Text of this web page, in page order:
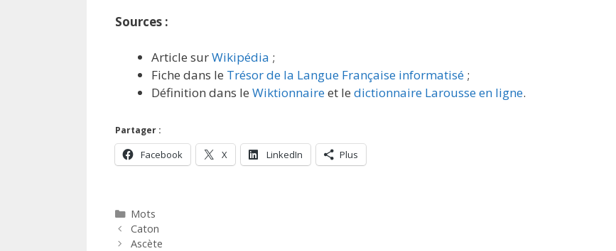
Sources :
Article surWikipédia ;
Fiche dans le Trésor de la Langue Française informatisé ;
Définition dans le Wiktionnaireet le dictionnaire Larousse en ligne.
Partager :
Facebook X LinkedIn Plus
Catégories
Mots
Caton
Ascète